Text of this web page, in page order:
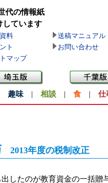
代の情報紙
しています
料
送稿マニュアル
ト
お問い合わせ
マップ
趣味| 相談| 食| 仕
2013年度の税制改正
したのが教育資金の一括